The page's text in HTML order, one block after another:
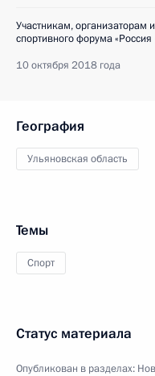
Участникам, организаторам
спортивного форума
10 октября 2018 года
География
Ульяновская область
Темы
Спорт
Статус материала
Опубликован в разделах: